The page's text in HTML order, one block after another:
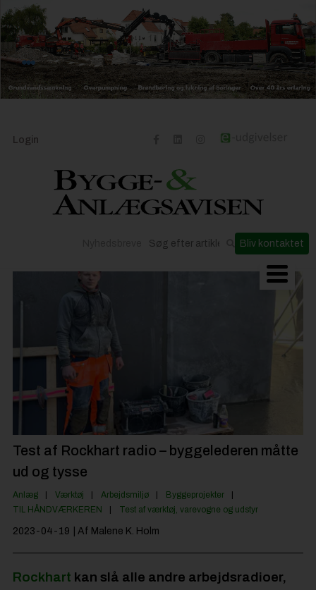
Login
Bliv kontaktet
Byggeriets udvikling
Anlæg
Til Håndværkeren
Jobportal
Test af Rockhart radio – byggelederen måtte
ud og tysse
Anlæg Værktøj Arbejdsmiljø
Byggeprojekter
TIL HÅNDVÆRKEREN
Test af værktøj, varevogne og udstyr
2023-04-19 | Af Malene K. Holm
Rockhart kan slå alle andre arbejdsradioer,